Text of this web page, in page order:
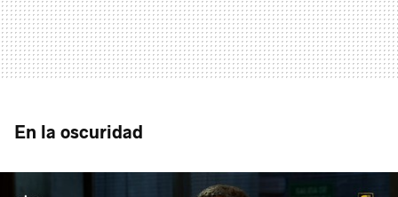
En la oscuridad